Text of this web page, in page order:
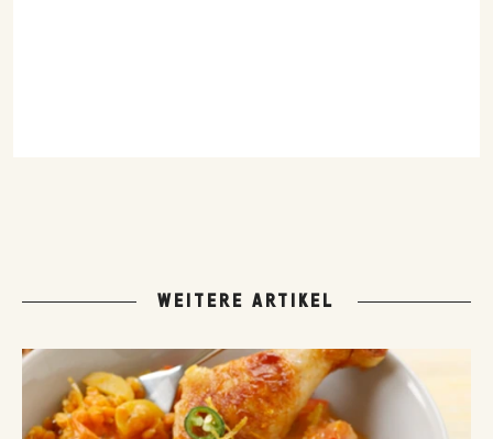
WEITERE ARTIKEL